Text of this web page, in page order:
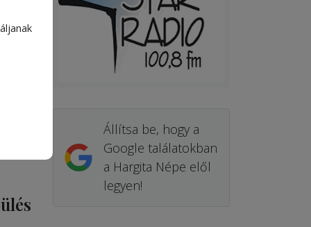
Állítsa be, hogy a
Google találatokban
a Hargita Népe elől
legyen!